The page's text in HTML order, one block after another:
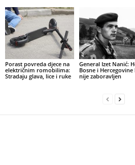
Porast povreda djece na
električnim romobilima:
Stradaju glava, lice i ruke
General Izet Nanić:
Bosne i Hercegovine
nije zaboravljen